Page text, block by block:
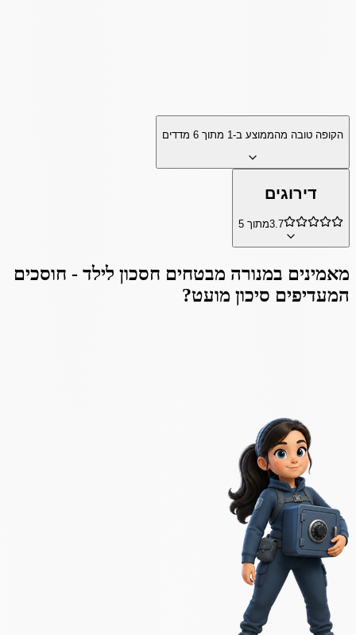
הקופה טובה מהממוצע ב-1 מתוך 6 מדדים
דירוגים
3.7מתוך 5
מאמינים במנורה מבטחים חסכון לילד - חוסכים
המעדיפים סיכון מועט?